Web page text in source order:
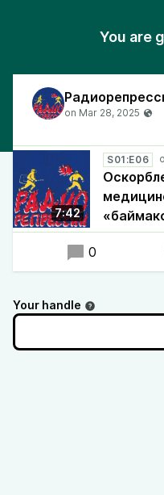
You are
7:42
S01:E06
0
Your handle